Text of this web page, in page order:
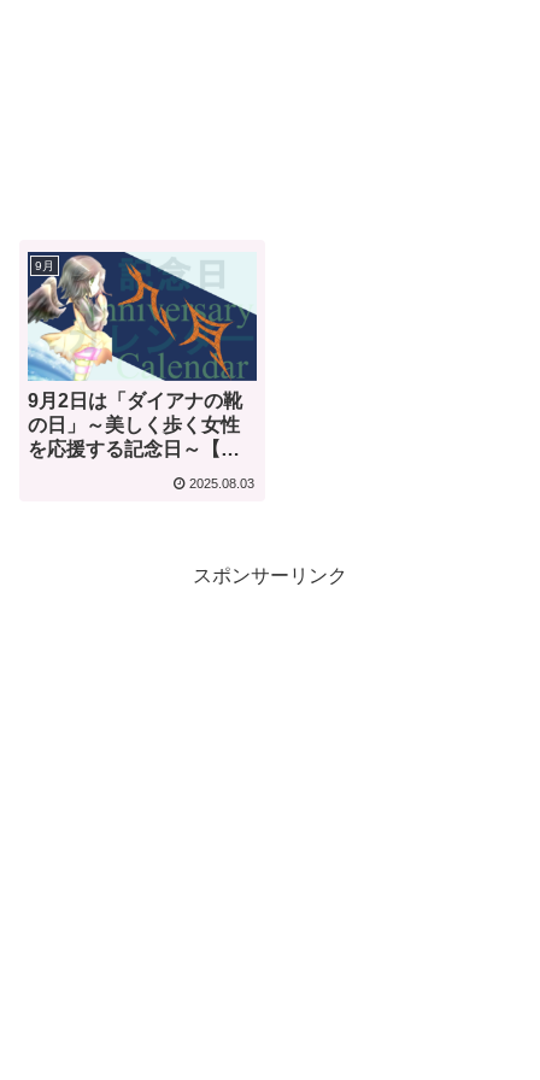
9月
9月2日は「ダイアナの靴
の日」～美しく歩く女性
を応援する記念日～【何
気ない今日は何の日？】
2025.08.03
スポンサーリンク